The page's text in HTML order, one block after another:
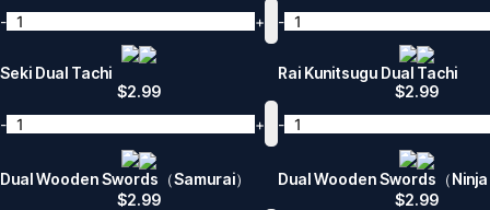
-
+
-
Seki Dual Tachi
$2.99
-
+
Rai Kunitsugu Dual Tachi
$2.99
-
Dual Wooden Swords（Samurai）
$2.99
Dual Wooden Swords（
$2.99